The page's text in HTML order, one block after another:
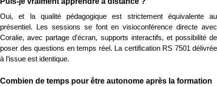
Oui, et la qualité pédagogique est strictement équivalente au
présentiel. Les sessions se font en visioconférence directe avec
Coralie, avec partage d’écran, supports interactifs, et possibilité de
poser des questions en temps réel. La certification RS 7501 délivrée
à l’issue est identique.
Combien de temps pour être autonome après la formation